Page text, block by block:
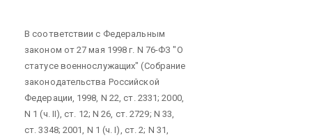
В соответствии с Федеральным
законом от 27 мая 1998 г. N 76-ФЗ "О
статусе военнослужащих" (Собрание
законодательства Российской
Федерации, 1998, N 22, ст. 2331; 2000,
N 1 (ч. II), ст. 12; N 26, ст. 2729; N 33,
ст. 3348; 2001, N 1 (ч. I), ст. 2; N 31,